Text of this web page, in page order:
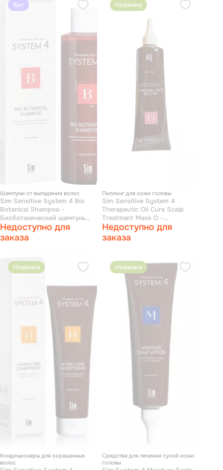
Хит
Шампуни от выпадения волос
Sim Sensitive System 4 Bio
Botanical Shampoo -
Биоботанический шампунь
250 мл
Недоступно для
заказа
Новинка
Пиллинг для кожи головы
Sim Sensitive System 4
Therapeutic Oil Cure Scalp
Treatment Mask O -
Терапевтическая маска-
пилинг «О» для глубокого
очищения кожи головы и
для всех типов волос 150 мл
Недоступно для
заказа
Новинка
Кондиционеры для окрашенных
волос
Новинка
Средства для лечения сухой кожи
головы